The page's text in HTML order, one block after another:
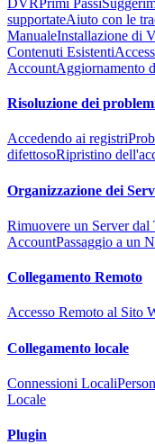
supportateAiuto con le
ManualeInstallazione di
Contenuti Esistenti
AccountAggiornamento
Risoluzione dei
Accedendo ai registri
difettosoRipristino
Organizzazione dei
Rimuovere un Server dal
AccountPassaggio a un
Collegamento Remoto
Accesso Remoto al Sito
Collegamento locale
Connessioni Locali
Locale
Plugin